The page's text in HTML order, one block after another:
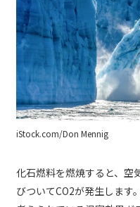
iStock.com/Don Mennig
化石燃料を燃焼すると、空
びついてCO2が発生します